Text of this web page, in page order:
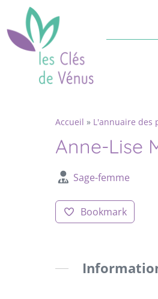
Accueil » L'annuaire des
Anne-Lise
Sage-femme
Bookmark